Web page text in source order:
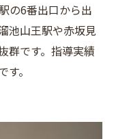
の6番出口から出
池山王駅や赤坂見
群です。指導実績
。